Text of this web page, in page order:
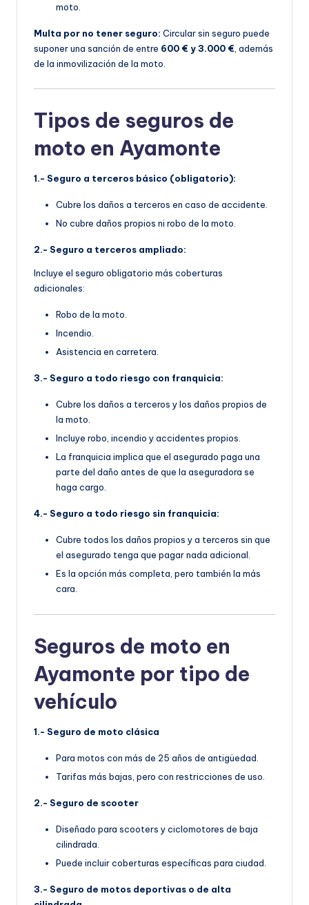
moto.
Multa por no tener seguro: Circular sin seguro puede
suponer una sanción de entre 600 € y 3.000 € , además
de la inmovilización de la moto.
Tipos de seguros de
moto en Ayamonte
1.- Seguro a terceros básico (obligatorio):
Cubre los daños a terceros en caso de accidente.
No cubre daños propios ni robo de la moto.
2.- Seguro a terceros ampliado:
Incluye el seguro obligatorio más coberturas
adicionales:
Robo de la moto.
Incendio.
Asistencia en carretera.
3.- Seguro a todo riesgo con franquicia:
Cubre los daños a terceros y los daños propios de
la moto.
Incluye robo, incendio y accidentes propios.
La franquicia implica que el asegurado paga una
parte del daño antes de que la aseguradora se
haga cargo.
4.- Seguro a todo riesgo sin franquicia:
Cubre todos los daños propios y a terceros sin que
el asegurado tenga que pagar nada adicional.
Es la opción más completa, pero también la más
cara.
Seguros de moto en
Ayamonte por tipo de
vehículo
1.- Seguro de moto clásica
Para motos con más de 25 años de antigüedad.
Tarifas más bajas, pero con restricciones de uso.
2.- Seguro de scooter
Diseñado para scooters y ciclomotores de baja
cilindrada.
Puede incluir coberturas específicas para ciudad.
3.- Seguro de motos deportivas o de alta